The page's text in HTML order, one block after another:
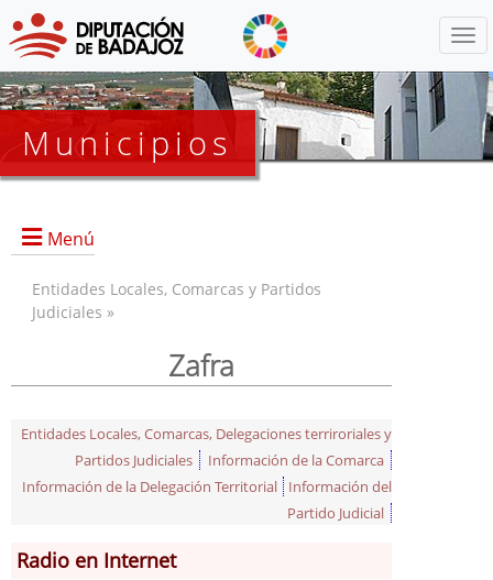
Municipios
Menú
Historia
Entidades Locales, Comarcas y Partidos
Judiciales »
Zafra
Entidades Locales, Comarcas, Delegaciones terriroriales y
Partidos Judiciales
Información de la Comarca
Información de la Delegación Territorial
Información del
Partido Judicial
Radio en Internet